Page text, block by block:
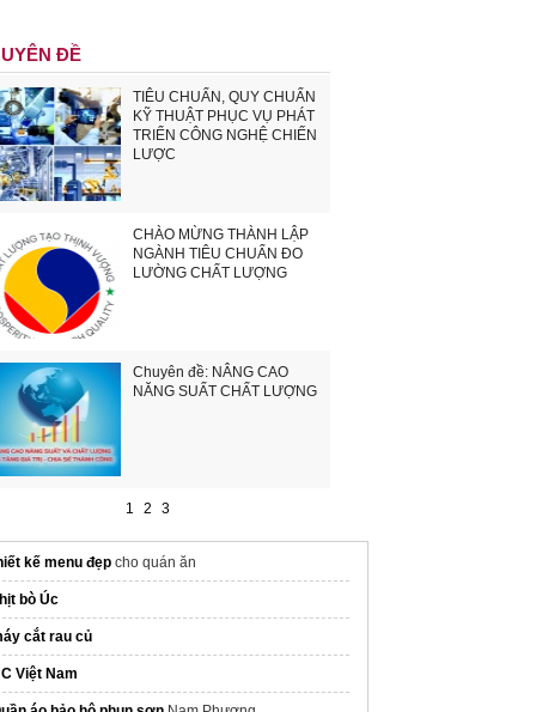
ĐỀ
TIÊU CHUẨN, QUY CHUẨN
KỸ THUẬT PHỤC VỤ PHÁT
TRIỂN CÔNG NGHỆ CHIẾN
LƯỢC
CHÀO MỪNG THÀNH LẬP
NGÀNH TIÊU CHUẨN ĐO
LƯỜNG CHẤT LƯỢNG
Chuyên đề: NÂNG CAO
NĂNG SUẤT CHẤT LƯỢNG
1 2 3
kế menu đẹp cho quán ăn
bò Úc
cắt rau củ
Việt Nam